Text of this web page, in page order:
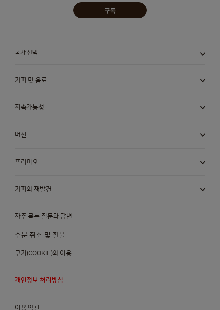
구독
국가 선택
커피 및 음료
지속가능성
머신
프리미오
커피의 재발견
자주 묻는 질문과 답변
주문 취소 및 환불
쿠키(COOKIE)의 이용
개인정보 처리방침
이용 약관